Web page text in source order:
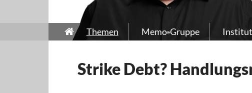
Themen Memo-Gruppe Institut
Strike Debt?